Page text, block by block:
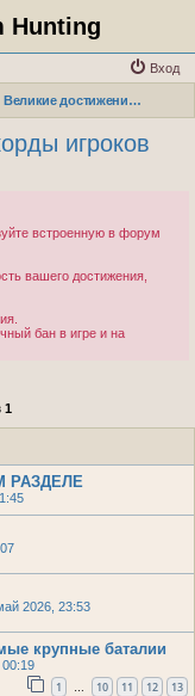
Hunting
Вход
Великие достижения и рекорды игроков
игроков
встроенную в форум
вашего достижения,
бан в игре и на
1
РАЗДЕЛЕ
2026, 23:53
крупные баталии
00:19
1 … 10 11 12 13